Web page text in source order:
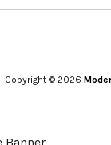
Copyright © 2026